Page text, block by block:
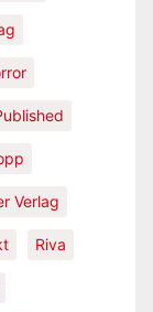
Verlag
Riva